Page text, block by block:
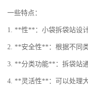
一些特点：
1. **性**：小袋拆袋站设
2. **安全性**：根据不同
3. **分类功能**：拆袋站
4. **灵活性**：可以处理